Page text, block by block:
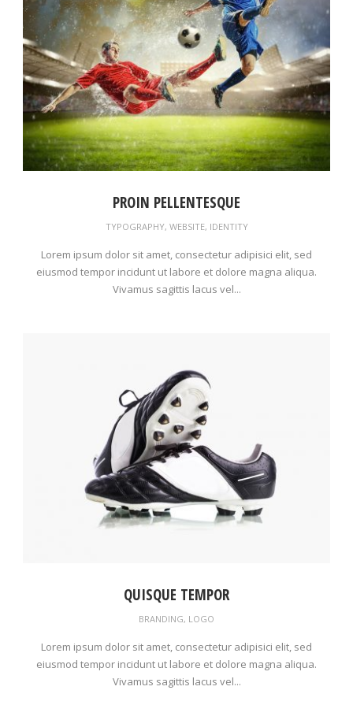
PROIN PELLENTESQUE
TYPOGRAPHY, WEBSITE, IDENTITY
Lorem ipsum dolor sit amet, consectetur adipisici elit, sed
eiusmod tempor incidunt ut labore et dolore magna aliqua.
Vivamus sagittis lacus vel...
QUISQUE TEMPOR
BRANDING, LOGO
Lorem ipsum dolor sit amet, consectetur adipisici elit, sed
eiusmod tempor incidunt ut labore et dolore magna aliqua.
Vivamus sagittis lacus vel...